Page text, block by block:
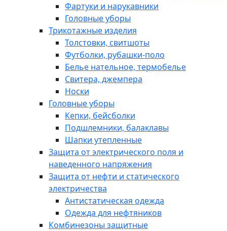
Фартуки и нарукавники
Головные уборы
Трикотажные изделия
Толстовки, свитшоты
Футболки, рубашки-поло
Белье нательное, термобелье
Свитера, джемпера
Носки
Головные уборы
Кепки, бейсболки
Подшлемники, балаклавы
Шапки утепленные
Защита от электрического поля и
наведенного напряжения
Защита от нефти и статического
электричества
Антистатическая одежда
Одежда для нефтяников
Комбинезоны защитные